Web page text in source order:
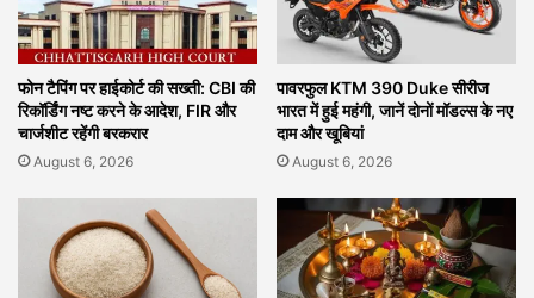
फोन टैपिंग पर हाईकोर्ट की सख्ती: CBI की
रिकॉर्डिंग नष्ट करने के आदेश, FIR और
चार्जशीट रहेंगी बरकरार
August 6, 2026
पावरफुल KTM 390 Duke सीरीज
भारत में हुई महंगी, जानें दोनों मॉडल्स के नए
दाम और खूबियां
August 6, 2026